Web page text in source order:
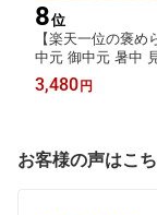
8位
【楽天一位の褒
中元 御中元 暑中
料 内祝い 出産祝
築祝い お礼 3000
3,480 円
お客様の声はこ